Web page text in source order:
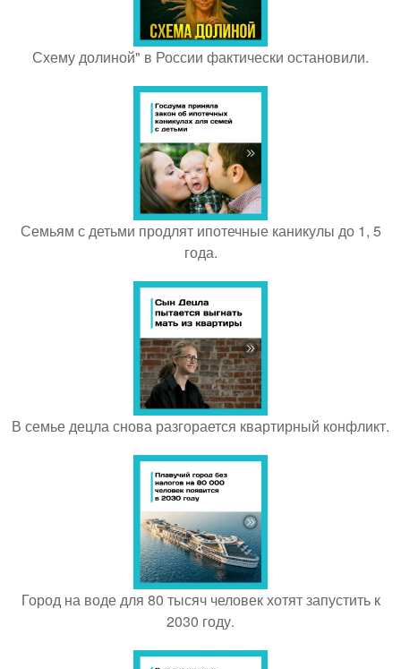
Схему долиной" в России фактически остановили.
Семьям с детьми продлят ипотечные каникулы до 1, 5
года.
В семье децла снова разгорается квартирный конфликт.
Город на воде для 80 тысяч человек хотят запустить к
2030 году.